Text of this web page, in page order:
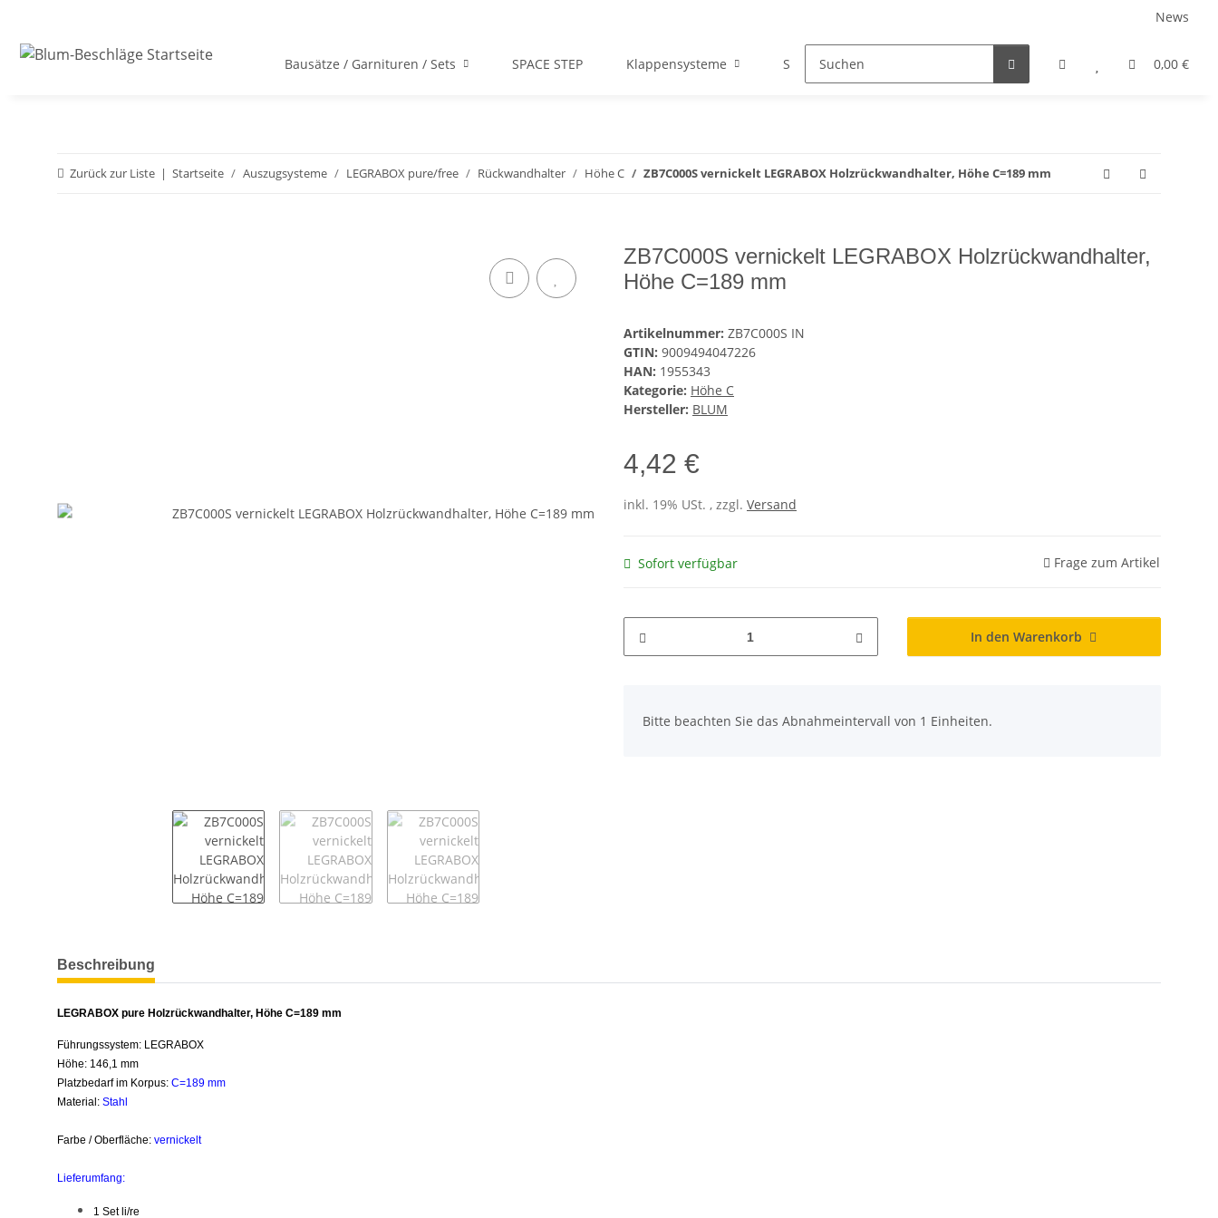
News
0,00 €
Bausätze / Garnituren / Sets SPACE STEP Klappensysteme Scharniersysteme Auszugsysteme
Zurück zur Liste Startseite Auszugsysteme LEGRABOX pure/free Rückwandhalter Höhe C ZB7C000S vernickelt LEGRABOX Holzrückwandhalter, Höhe C=189 mm
ZB7C000S vernickelt LEGRABOX Holzrückwandhalter,
Höhe C=189 mm
Artikelnummer: ZB7C000S IN
GTIN: 9009494047226
HAN: 1955343
Kategorie: Höhe C
Hersteller: BLUM
4,42 €
inkl. 19% USt. , zzgl. Versand
Sofort verfügbar Frage zum Artikel
In den Warenkorb
Bitte beachten Sie das Abnahmeintervall von 1 Einheiten.
weitere Registerkarten anzeigen
Beschreibung
LEGRABOX pure Holzrückwandhalter, Höhe C=189 mm
Führungssystem: LEGRABOX
Höhe: 146,1 mm
Platzbedarf im Korpus: C=189 mm
Material: Stahl
Farbe / Oberfläche: vernickelt
Lieferumfang:
1 Set li/re